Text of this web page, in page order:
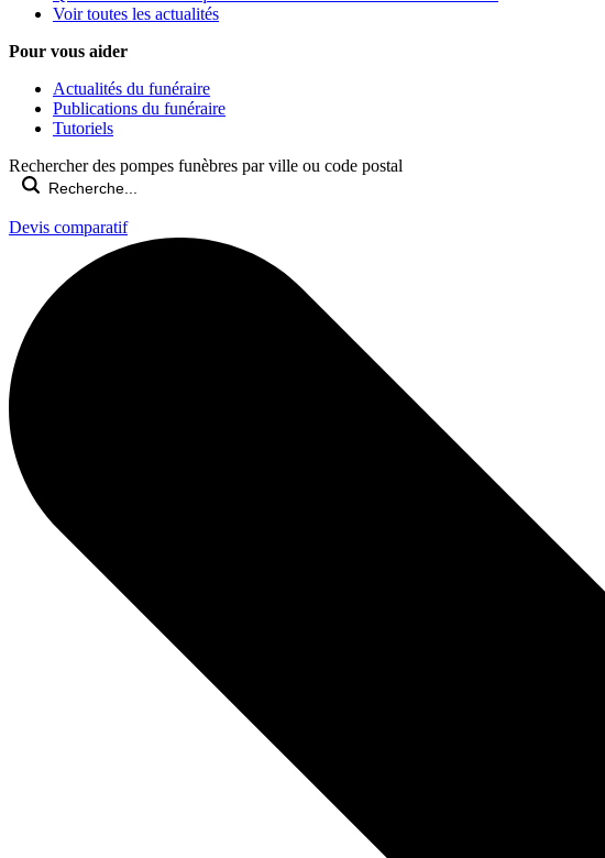
Voir toutes les actualités
Pour vous aider
Actualités du funéraire
Publications du funéraire
Tutoriels
Rechercher des pompes funèbres par ville ou code postal
Devis comparatif